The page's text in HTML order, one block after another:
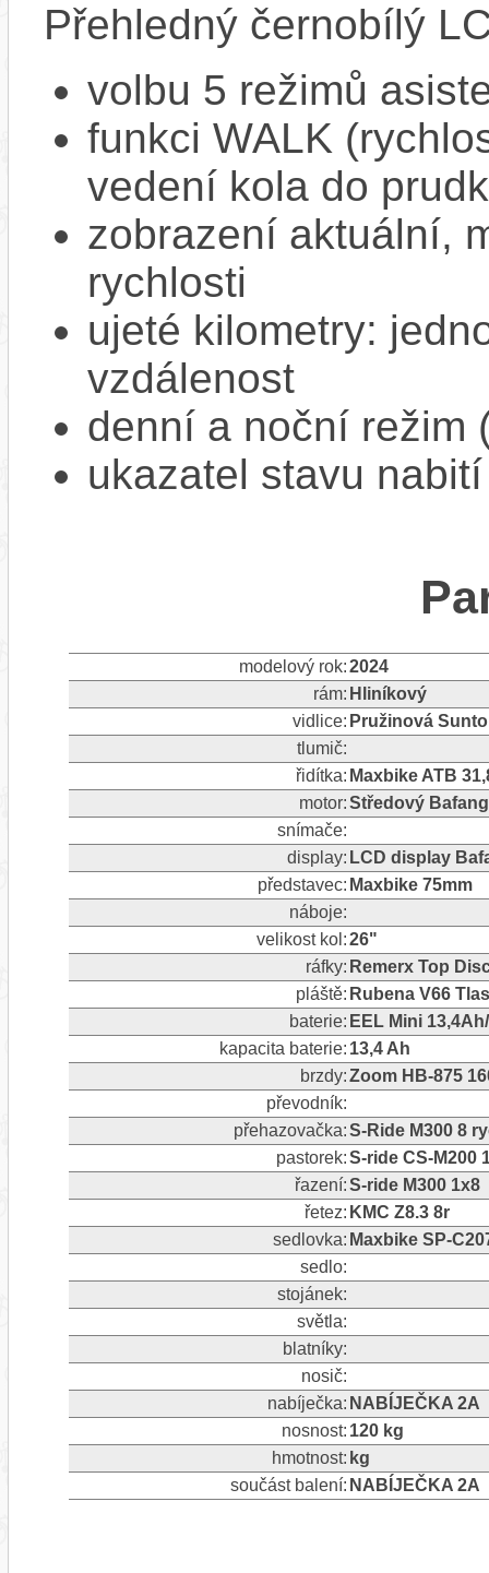
Přehledný černobílý
volbu 5 režimů
funkci WALK
vedení kola do
zobrazení aktuální,
rychlosti
ujeté kilometry:
vzdálenost
denní a noční režim
ukazatel stavu
modelový rok:2024
rám: Hliníkový
vidlice: Pružinová
tlumič:
řidítka: Maxbike ATB
motor:Středový Bafang
snímače:
display: LCD display
představec: Maxbike 75mm
náboje:
velikost kol:26"
ráfky: Remerx Top
pláště: Rubena V66
baterie: EEL Mini
kapacita baterie: 13,4 Ah
brzdy:Zoom HB-875
převodník:
přehazovačka:S-Ride M300 8
pastorek:S-ride CS-M200
řazení:S-ride M300 1x8
řetez: KMC Z8.3 8r
sedlovka: Maxbike SP-
sedlo:
stojánek:
světla:
blatníky:
nosič:
nabíječka: NABÍJEČKA 2A
nosnost: 120 kg
hmotnost: kg
součást balení: NABÍJEČKA 2A